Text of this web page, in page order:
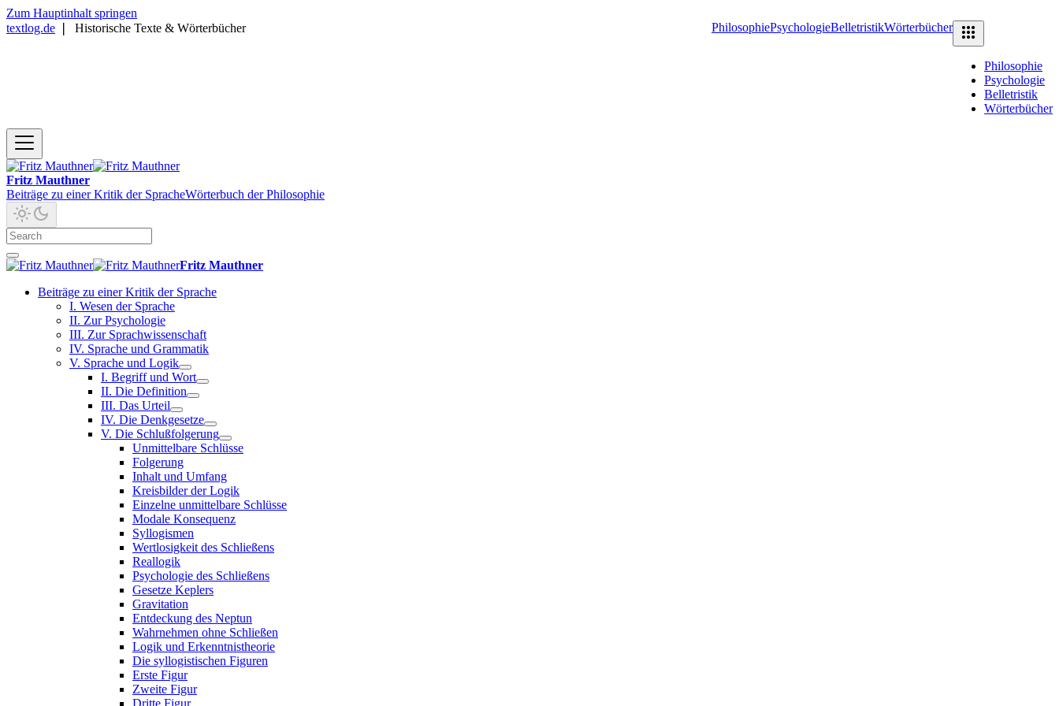
Zum Hauptinhalt springen
textlog.de
Historische Texte & Wörterbücher PhilosophiePsychologieBelletristikWörterbücher
Philosophie
Psychologie
Belletristik
Wörterbücher
Fritz Mauthner
Beiträge zu einer Kritik der SpracheWörterbuch der Philosophie
Fritz Mauthner
Beiträge zu einer Kritik der Sprache
I. Wesen der Sprache
II. Zur Psychologie
III. Zur Sprachwissenschaft
IV. Sprache und Grammatik
V. Sprache und Logik
I. Begriff und Wort
II. Die Definition
III. Das Urteil
IV. Die Denkgesetze
V. Die Schlußfolgerung
Unmittelbare Schlüsse
Folgerung
Inhalt und Umfang
Kreisbilder der Logik
Einzelne unmittelbare Schlüsse
Modale Konsequenz
Syllogismen
Wertlosigkeit des Schließens
Reallogik
Psychologie des Schließens
Gesetze Keplers
Gravitation
Entdeckung des Neptun
Wahrnehmen ohne Schließen
Logik und Erkenntnistheorie
Die syllogistischen Figuren
Erste Figur
Zweite Figur
Dritte Figur